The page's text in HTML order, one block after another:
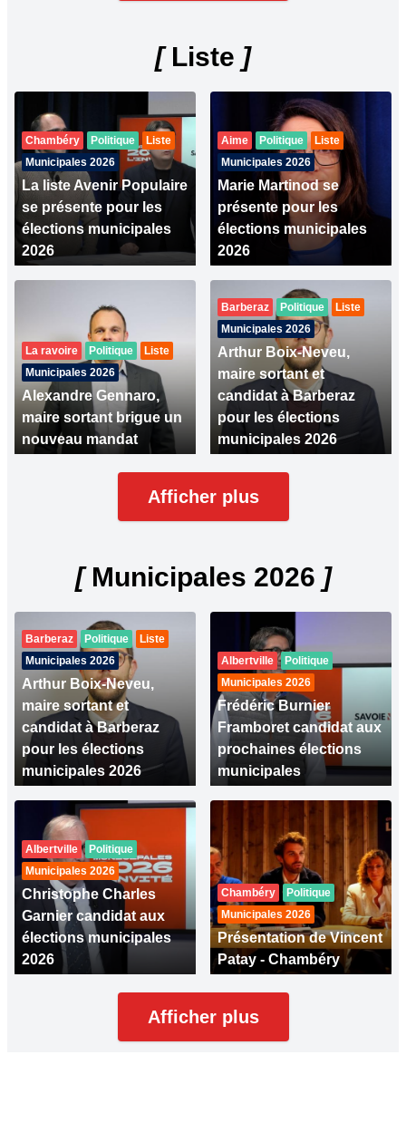
[Liste ]
Chambéry Politique
Liste
Municipales 2026
La liste Avenir Populaire
se présente pour les
élections municipales
2026
Aime Politique
Liste
Municipales 2026
Marie Martinod se
présente pour les
élections municipales
2026
La ravoire Politique
Liste
Municipales 2026
Alexandre Gennaro,
maire sortant brigue un
nouveau mandat
Barberaz Politique
Liste
Municipales 2026
Arthur Boix-Neveu,
maire sortant et
candidat à Barberaz
pour les élections
municipales 2026
Afficher plus
[Municipales 2026 ]
Barberaz Politique
Liste
Municipales 2026
Arthur Boix-Neveu,
maire sortant et
candidat à Barberaz
pour les élections
municipales 2026
Albertville
Politique
Municipales 2026
Frédéric Burnier
Framboret candidat aux
prochaines élections
municipales
Albertville
Politique
Municipales 2026
Christophe Charles
Garnier candidat aux
élections municipales
2026
Chambéry
Politique
Municipales 2026
Présentation de Vincent
Patay - Chambéry
Afficher plus